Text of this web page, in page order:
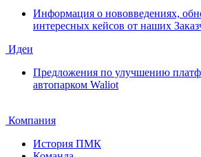
Информация о нововведениях,
интересных кейсов от наших
Идеи
Предложения по улучшению
автопарком Waliot
Компания
История ПМК